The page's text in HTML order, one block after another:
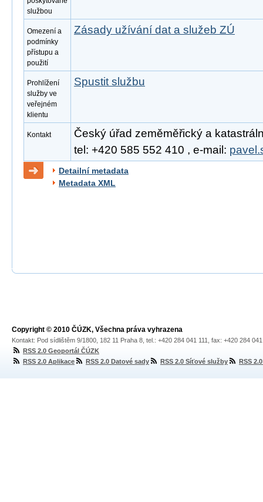
službou
Omezení a
podmínky
přístupu a
použití
Zásady užívání dat a služeb ZÚ
Prohlížení
služby ve
veřejném
klientu
Spustit službu
Kontakt
Český úřad zeměměřický a
tel: +420 585 552 410 , e-mail:
Detailní metadata
Metadata XML
Copyright © 2010 ČÚZK, Všechna práva vyhrazena
Kontakt: Pod sídlištěm 9/1800, 182 11 Praha 8, tel.: +420 284 041 111, fax: +420 284
RSS 2.0 Geoportál ČÚZK
RSS 2.0 Aplikace
RSS 2.0 Datové sady RSS 2.0 Síťové služby RSS